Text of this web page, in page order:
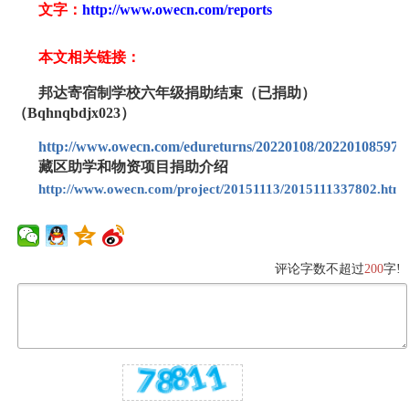
文字： http://www.owecn.com/reports
本文相关链接：
邦达寄宿制学校六年级捐助结束（已捐助）
（Bqhnqbdjx023）
http://www.owecn.com/edureturns/20220108/
藏区助学和物资项目捐助介绍
http://www.owecn.com/project/20151113/2015111337802.html
评论字数不超过200字!